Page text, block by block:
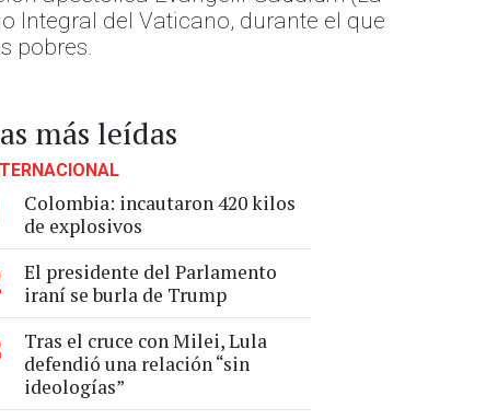
Integral del Vaticano, durante el que
pobres.
más leídas
Colombia: incautaron 420 kilos
de explosivos
El presidente del Parlamento
iraní se burla de Trump
Tras el cruce con Milei, Lula
defendió una relación “sin
ideologías”